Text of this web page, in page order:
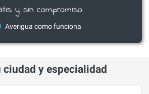
y sin compromiso
Averigua como funciona
ciudad y especialidad